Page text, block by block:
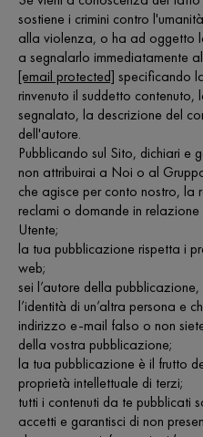
sostiene i crimini contro
alla violenza, o ha ad oggetto
a segnalarlo immediatamente
[email protected] specificando
rinvenuto il suddetto contenuto,
segnalato, la descrizione del
dell'autore.
Pubblicando sul Sito, dichiari e
non attribuirai a Noi o al
che agisce per conto nostro, la
reclami o domande in
Utente;
la tua pubblicazione rispetta i
web;
sei l’autore della
l’identità di un’altra persona e
indirizzo e-mail falso o non
della vostra pubblicazione;
la tua pubblicazione è il frutto
proprietà intellettuale di terzi;
tutti i contenuti da te pubblicati
accetti e garantisci di non